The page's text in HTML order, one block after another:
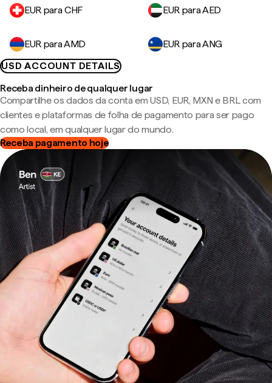
EUR para CHF EUR para AED
EUR para AMD
EUR para ANG
USD ACCOUNT DETAILS
Receba dinheiro de qualquer lugar
Compartilhe os dados da conta em USD, EUR, MXN e BRL com
clientes e plataformas de folha de pagamento para ser pago
como local, em qualquer lugar do mundo.
Receba pagamento hoje